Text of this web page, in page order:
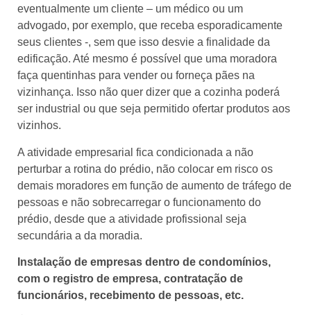
eventualmente um cliente – um médico ou um
advogado, por exemplo, que receba esporadicamente
seus clientes -, sem que isso desvie a finalidade da
edificação. Até mesmo é possível que uma moradora
faça quentinhas para vender ou forneça pães na
vizinhança. Isso não quer dizer que a cozinha poderá
ser industrial ou que seja permitido ofertar produtos aos
vizinhos.
A atividade empresarial fica condicionada a não
perturbar a rotina do prédio, não colocar em risco os
demais moradores em função de aumento de tráfego de
pessoas e não sobrecarregar o funcionamento do
prédio, desde que a atividade profissional seja
secundária a da moradia.
Instalação de empresas dentro de condomínios,
com o registro de empresa, contratação de
funcionários, recebimento de pessoas, etc.